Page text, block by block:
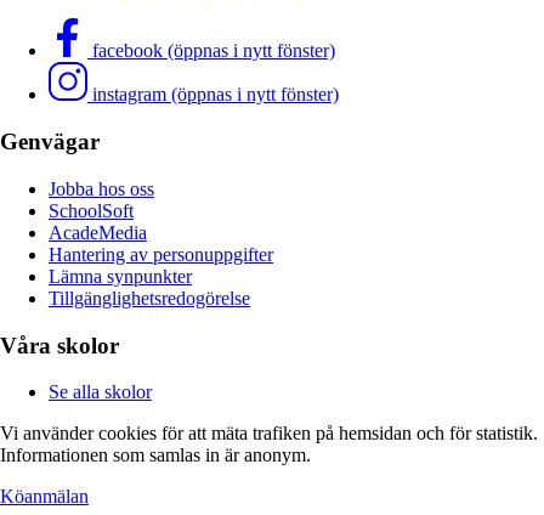
facebook (öppnas i nytt fönster)
instagram (öppnas i nytt fönster)
Genvägar
Jobba hos oss
SchoolSoft
AcadeMedia
Hantering av personuppgifter
Lämna synpunkter
Tillgänglighetsredogörelse
Våra skolor
Se alla skolor
Vi använder cookies för att mäta trafiken på hemsidan och för statistik.
Informationen som samlas in är anonym.
Köanmälan